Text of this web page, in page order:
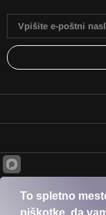
To spletno
piškotke, da